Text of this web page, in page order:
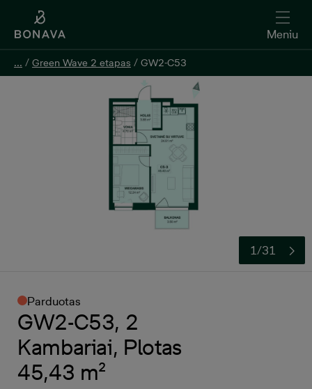
Meniu
... / Green Wave 2 etapas / GW2-C53
1/31
Parduotas
GW2-C53, 2
Kambariai, Plotas
45,43 m²
... / Green Wave 2 etapas / GW2-C53